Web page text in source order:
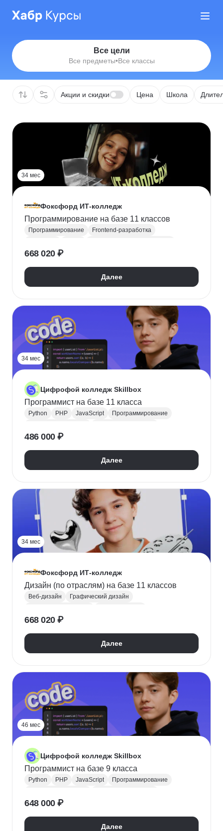
Все цели
Все предметы•Все классы
Акции и скидки Цена Школа
34 мес
Фоксфорд ИТ-колледж
Программирование на базе 11 классов
Программирование
Frontend-разработка
Поступить в колледж
668 020 ₽
Далее
34 мес
Цифрофой колледж Skillbox
Программист на базе 11 класса
Python PHP JavaScript
Программирование
Java
Поступить в колледж
Научиться программировать
СПО Колледж
486 000 ₽
Далее
34 мес
Фоксфорд ИТ-колледж
Дизайн (по отраслям) на базе 11 классов
Веб-дизайн
Графический дизайн
Adobe Photoshop
Tilda
Найти хобби
Поступить в колледж
668 020 ₽
Далее
46 мес
Цифрофой колледж Skillbox
Программист на базе 9 класса
Python PHP JavaScript
Программирование
Java
Поступить в колледж
Научиться программировать
СПО Колледж
648 000 ₽
Далее